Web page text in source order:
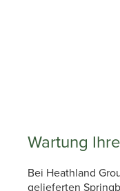
Wartung
Bei Heathland
gelieferten